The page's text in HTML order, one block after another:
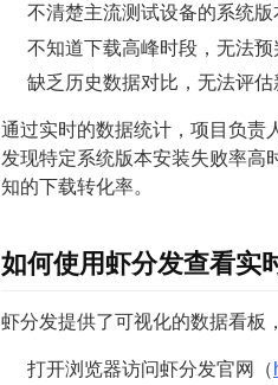
不清楚主流测试设备的系统
不知道下载高峰时段，无法
缺乏历史数据对比，无法评
通过实时的数据统计，项目负责
发现特定系统版本安装失败率高
知的下载转化率。
如何使用虾分发查看实
虾分发提供了可视化的数据看板
打开浏览器访问虾分发官网（